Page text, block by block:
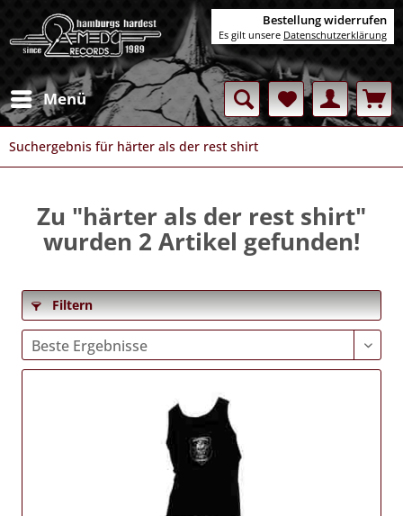
Menü
Suchergebnis für härter als der rest shirt
Zu "härter als der rest shirt"
wurden 2 Artikel gefunden!
Filtern
Bestellung widerrufen
Es gilt unsere Datenschutzerklärung